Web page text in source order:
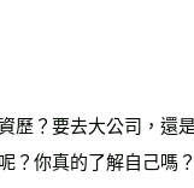
歷？要去大公司，還
？你真的了解自己嗎